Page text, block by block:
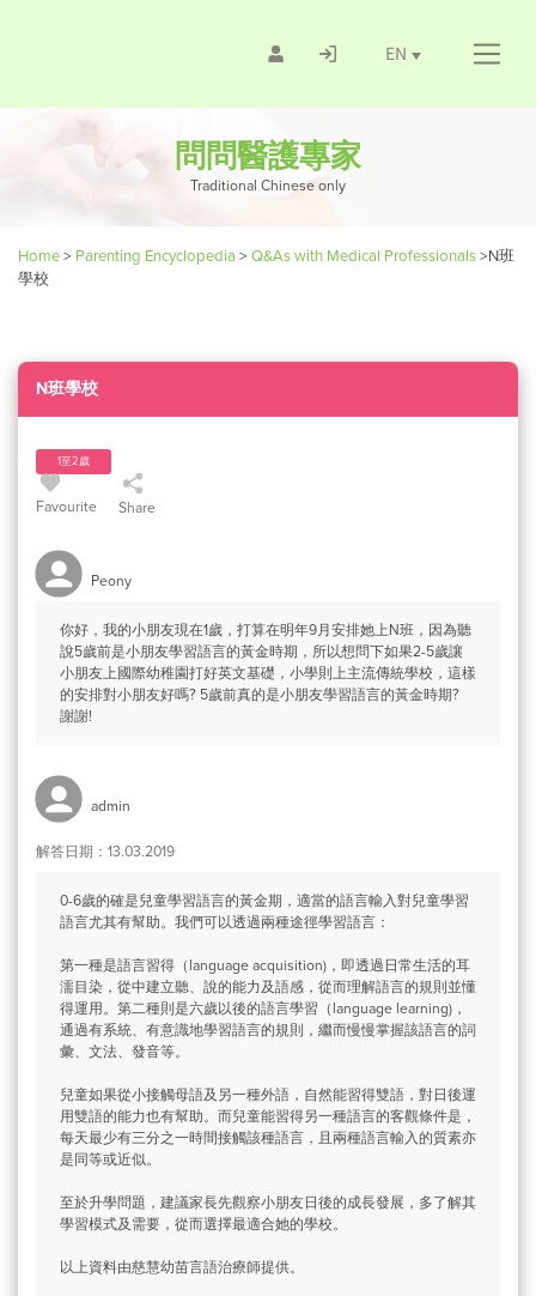
EN
問問醫護專家
Traditional Chinese only
Home> Parenting Encyclopedia > Q&As with Medical Professionals>N班
學校
N班學校
1至2歲
Favourite Share
Peony
你好，我的小朋友現在1歲，打算在明年9月安排她上N班，因為聽
說5歲前是小朋友學習語言的黃金時期，所以想問下如果2-5歲讓
小朋友上國際幼稚園打好英文基礎，小學則上主流傳統學校，這樣
的安排對小朋友好嗎? 5歲前真的是小朋友學習語言的黃金時期?
謝謝!
admin
解答日期：13.03.2019
0-6歲的確是兒童學習語言的黃金期，適當的語言輸入對兒童學習
語言尤其有幫助。我們可以透過兩種途徑學習語言：
第一種是語言習得（language acquisition)，即透過日常生活的耳
濡目染，從中建立聽、說的能力及語感，從而理解語言的規則並懂
得運用。第二種則是六歲以後的語言學習（language learning)，
通過有系統、有意識地學習語言的規則，繼而慢慢掌握該語言的詞
彙、文法、發音等。
兒童如果從小接觸母語及另一種外語，自然能習得雙語，對日後運
用雙語的能力也有幫助。而兒童能習得另一種語言的客觀條件是，
每天最少有三分之一時間接觸該種語言，且兩種語言輸入的質素亦
是同等或近似。
至於升學問題，建議家長先觀察小朋友日後的成長發展，多了解其
學習模式及需要，從而選擇最適合她的學校。
以上資料由慈慧幼苗言語治療師提供。